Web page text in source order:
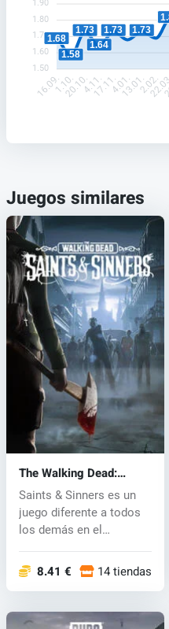
1.90
1.80
1.70
1.60
1.50
1.68
1.58
1.73
1.64
1.73 1.73
16.09.1.10.20.10.4.11.17.11.4.01.13.01.2.02.
Juegos similares
The Walking Dead:
Saints & Sinners (PC)
key
Saints & Sinners es un
juego diferente a todos
los demás en el
8.41 € 14 tiendas